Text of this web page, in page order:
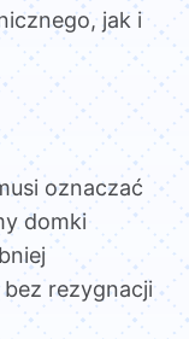
jak i
oznaczać
domki
rezygnacji